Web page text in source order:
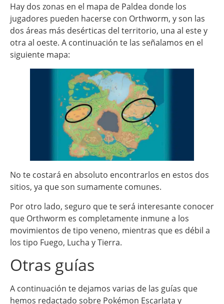
Hay dos zonas en el mapa de Paldea donde los
jugadores pueden hacerse con Orthworm, y son las
dos áreas más desérticas del territorio, una al este y
otra al oeste. A continuación te las señalamos en el
siguiente mapa:
No te costará en absoluto encontrarlos en estos dos
sitios, ya que son sumamente comunes.
Por otro lado, seguro que te será interesante conocer
que Orthworm es completamente inmune a los
movimientos de tipo veneno, mientras que es débil a
los tipo Fuego, Lucha y Tierra.
Otras guías
A continuación te dejamos varias de las guías que
hemos redactado sobre Pokémon Escarlata y